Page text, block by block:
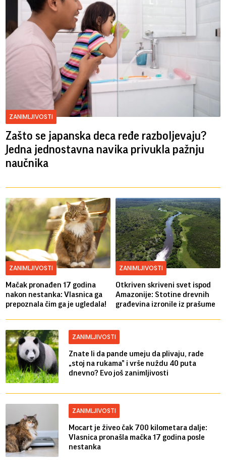
ZANIMLJIVOSTI
Zašto se japanska deca ređe razboljevaju?
Jedna jednostavna navika privukla pažnju
naučnika
ZANIMLJIVOSTI
Mačak pronađen 17 godina
nakon nestanka: Vlasnica ga
prepoznala čim ga je ugledala!
ZANIMLJIVOSTI
Otkriven skriveni svet ispod
Amazonije: Stotine drevnih
građevina izronile iz prašume
ZANIMLJIVOSTI
Znate li da pande umeju da plivaju, rade
„stoj na rukama” i vrše nuždu 40 puta
dnevno? Evo još zanimljivosti
ZANIMLJIVOSTI
Mocart je živeo čak 700 kilometara dalje:
Vlasnica pronašla mačka 17 godina posle
nestanka